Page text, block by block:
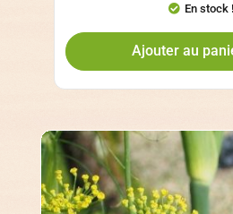
En stock !
Ajouter au